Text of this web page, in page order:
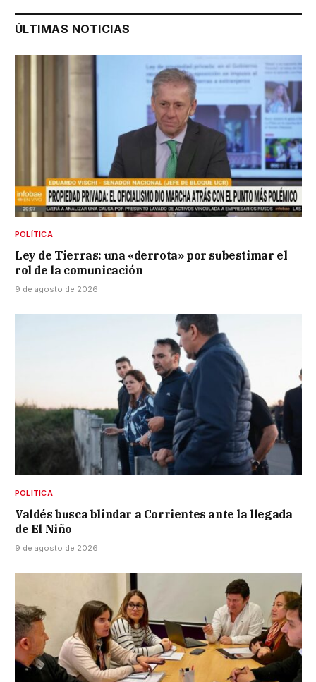
ÚLTIMAS NOTICIAS
POLÍTICA
Ley de Tierras: una «derrota» por subestimar el
rol de la comunicación
9 de agosto de 2026
POLÍTICA
Valdés busca blindar a Corrientes ante la llegada
de El Niño
9 de agosto de 2026